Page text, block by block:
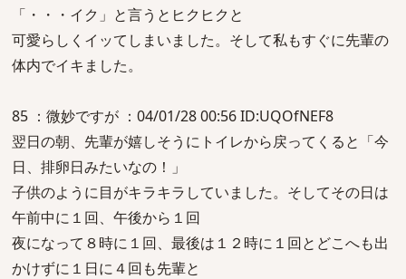
「・・・イク」と言うとヒクヒクと
可愛らしくイッてしまいました。そして私もすぐに先輩の
体内でイキました。
85 ：微妙ですが ：04/01/28 00:56 ID:UQOfNEF8
翌日の朝、先輩が嬉しそうにトイレから戻ってくると「今
日、排卵日みたいなの！」
子供のように目がキラキラしていました。そしてその日は
午前中に１回、午後から１回
夜になって８時に１回、最後は１２時に１回とどこへも出
かけずに１日に４回も先輩と